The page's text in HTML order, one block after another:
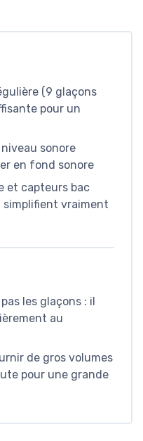
(9 glaçons
pour un
sonore
en fond sonore
et capteurs bac
simplifient vraiment
les glaçons : il
au
de gros volumes
pour une grande